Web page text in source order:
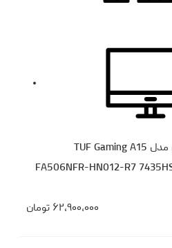
لپ تاپ 15.6 اینچی ایسوس مدل TUF Gaming A15
FA506NFR-HN012-R7
۶۲،۹۰۰،۰۰۰ تومان